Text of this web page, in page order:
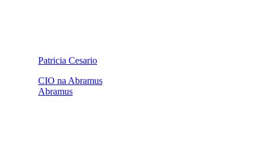
Patricia Cesario
CIO na Abramus
Abramus